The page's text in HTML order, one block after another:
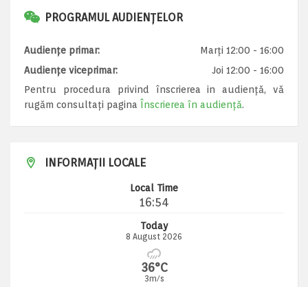
PROGRAMUL AUDIENȚELOR
Audiențe primar:
Marți 12:00 - 16:00
Audiențe viceprimar:
Joi 12:00 - 16:00
Pentru procedura privind înscrierea in audiență, vă
rugăm consultați pagina Înscrierea în audiență.
INFORMAȚII LOCALE
Local Time
16:54
Today
8 August 2026
36°C
3m/s